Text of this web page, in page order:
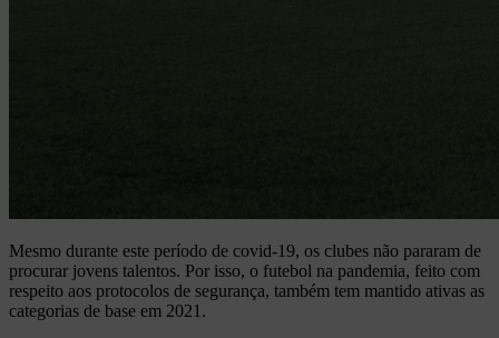
Mesmo durante este período de covid-19, os clubes não pararam de
procurar jovens talentos. Por isso, o futebol na pandemia, feito com
respeito aos protocolos de segurança, também tem mantido ativas as
categorias de base em 2021.